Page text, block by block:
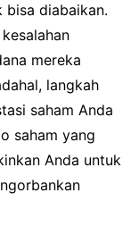
diabaikan.
mereka
langkah
saham Anda
saham yang
Anda untuk